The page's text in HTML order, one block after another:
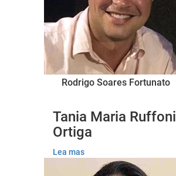
Rodrigo Soares Fortunato
Tania Maria Ruffoni
Ortiga
Lea mas